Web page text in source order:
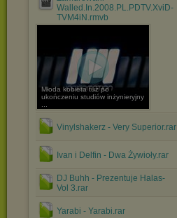
Walled.In.2008.PL.PDTV.XviD-
TVM4iN.rmvb
Młoda kobieta tuż po
ukończeniu studiów inżynieryjny
Vinylshakerz - Very Superior.rar
Ivan i Delfin - Dwa Żywioły.rar
DJ Buhh - Prezentuje Halas-
Vol 3.rar
Yarabi - Yarabi.rar